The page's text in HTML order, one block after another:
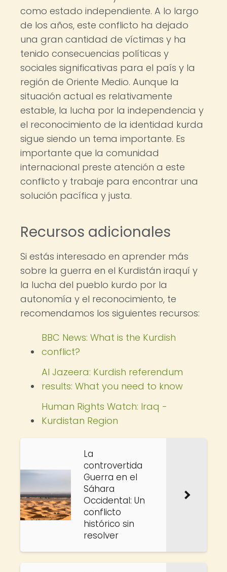
como estado independiente. A lo largo
de los años, este conflicto ha dejado
una gran cantidad de víctimas y ha
tenido consecuencias políticas y
sociales significativas para el país y la
región de Oriente Medio. Aunque la
situación actual es relativamente
estable, la lucha por la independencia y
el reconocimiento de la identidad kurda
sigue siendo un tema importante. Es
importante que la comunidad
internacional preste atención a este
conflicto y trabaje para encontrar una
solución pacífica y justa.
Recursos adicionales
Si estás interesado en aprender más
sobre la guerra en el Kurdistán iraquí y
la lucha del pueblo kurdo por la
autonomía y el reconocimiento, te
recomendamos los siguientes recursos:
BBC News: What is the Kurdish
conflict?
Al Jazeera: Kurdish referendum
results: What you need to know
Human Rights Watch: Iraq -
Kurdistan Region
La
controvertida
Guerra en el
Sáhara
Occidental: Un
conflicto
histórico sin
resolver